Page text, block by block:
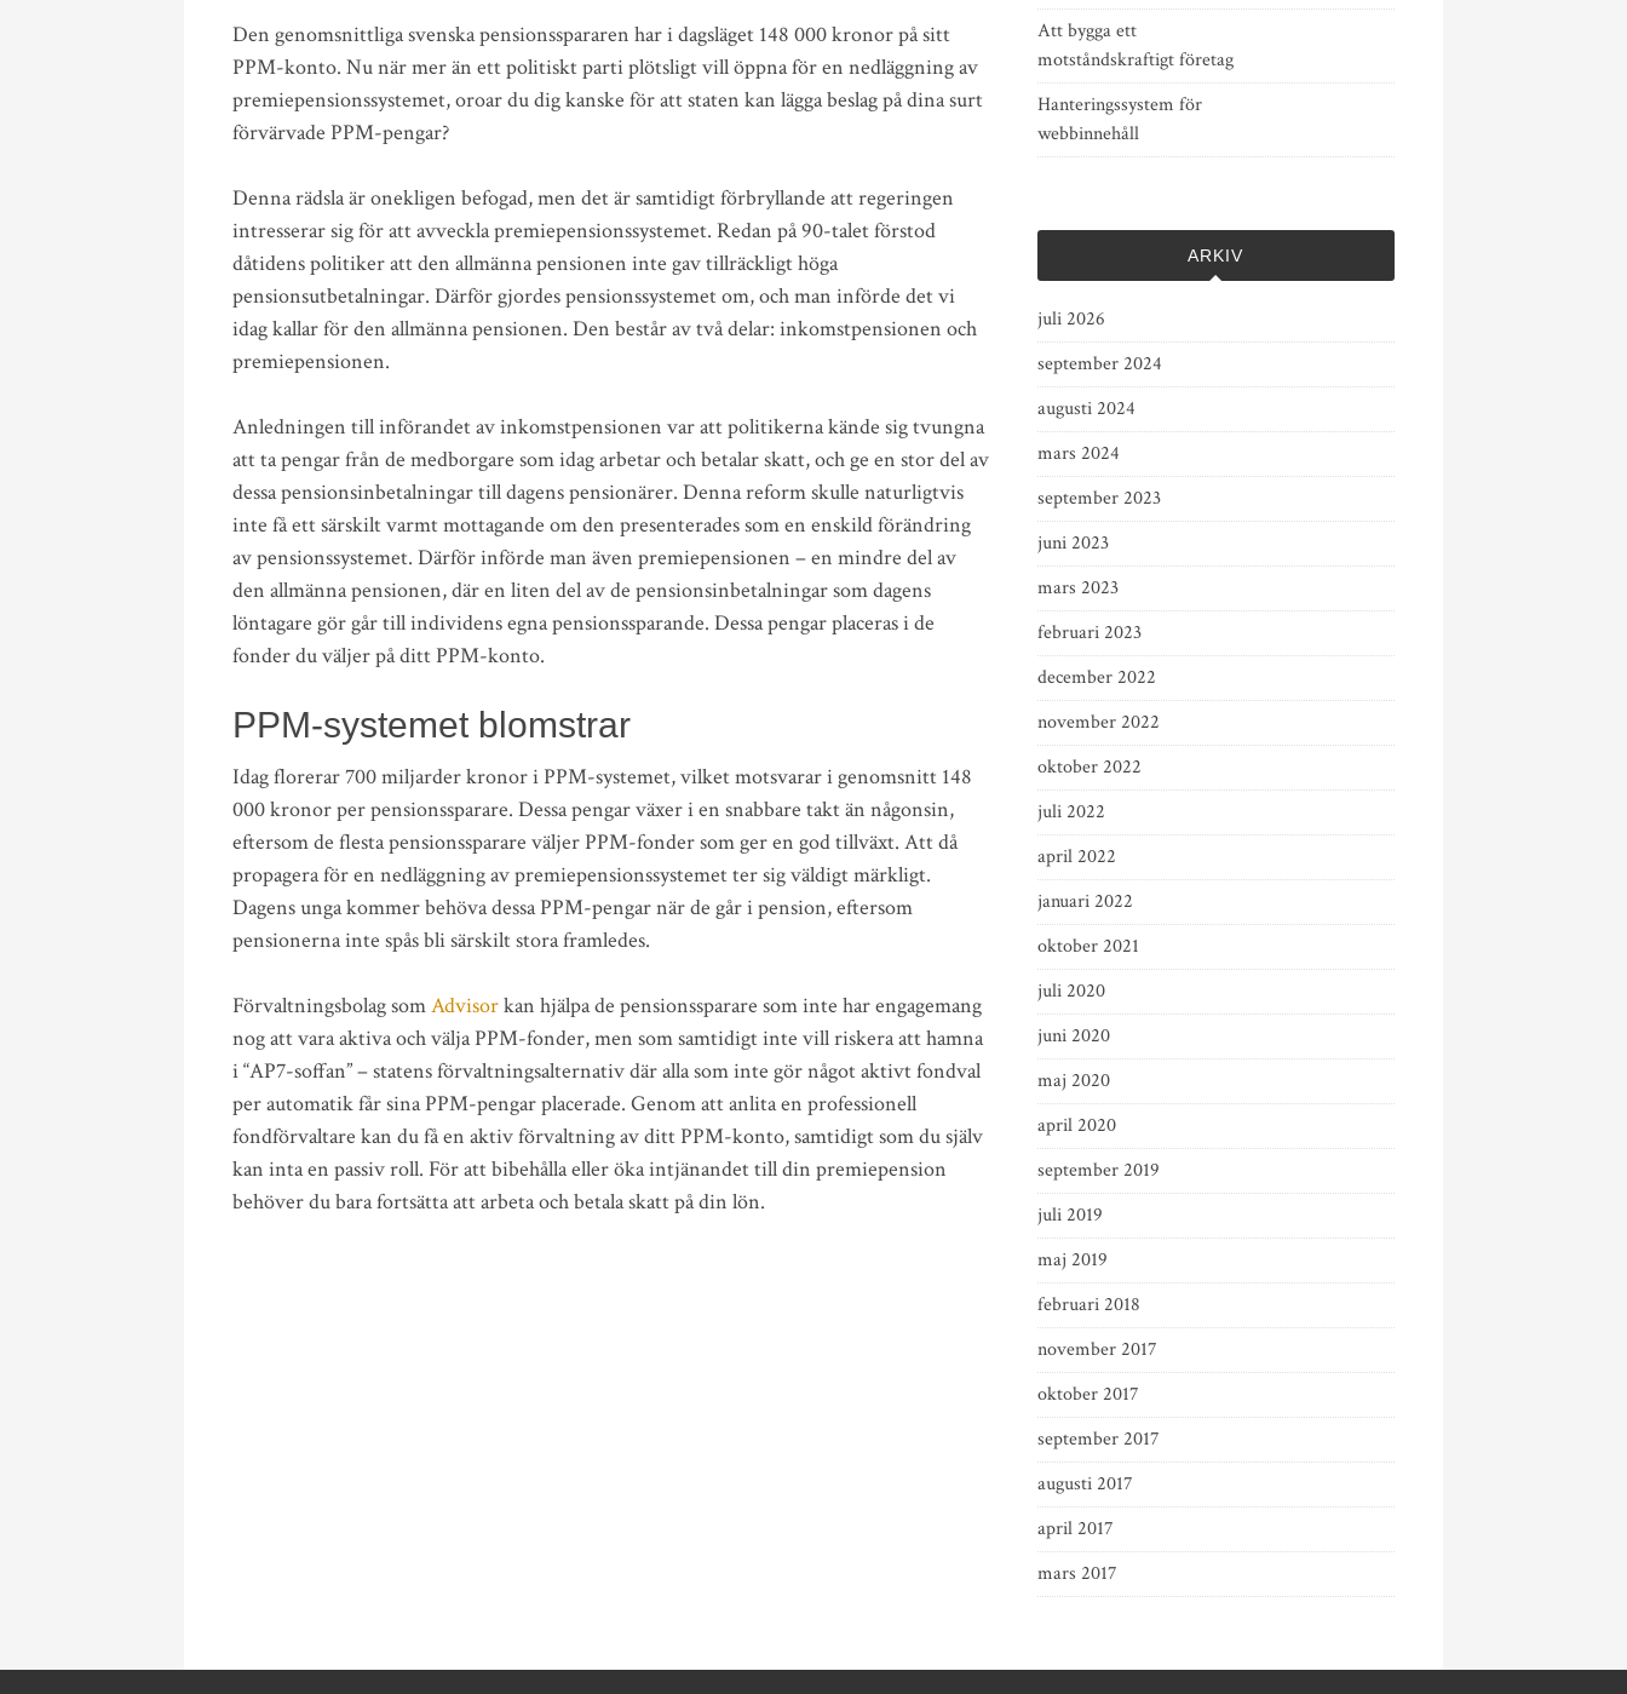
Den genomsnittliga svenska pensionsspararen har i dagsläget 148 000 kronor på sitt
PPM-konto. Nu när mer än ett politiskt parti plötsligt vill öppna för en nedläggning av
premiepensionssystemet, oroar du dig kanske för att staten kan lägga beslag på dina surt
förvärvade PPM-pengar?
Denna rädsla är onekligen befogad, men det är samtidigt förbryllande att regeringen
intresserar sig för att avveckla premiepensionssystemet. Redan på 90-talet förstod
dåtidens politiker att den allmänna pensionen inte gav tillräckligt höga
pensionsutbetalningar. Därför gjordes pensionssystemet om, och man införde det vi
idag kallar för den allmänna pensionen. Den består av två delar: inkomstpensionen och
premiepensionen.
Anledningen till införandet av inkomstpensionen var att politikerna kände sig tvungna
att ta pengar från de medborgare som idag arbetar och betalar skatt, och ge en stor del av
dessa pensionsinbetalningar till dagens pensionärer. Denna reform skulle naturligtvis
inte få ett särskilt varmt mottagande om den presenterades som en enskild förändring
av pensionssystemet. Därför införde man även premiepensionen – en mindre del av
den allmänna pensionen, där en liten del av de pensionsinbetalningar som dagens
löntagare gör går till individens egna pensionssparande. Dessa pengar placeras i de
fonder du väljer på ditt PPM-konto.
PPM-systemet blomstrar
Idag florerar 700 miljarder kronor i PPM-systemet, vilket motsvarar i genomsnitt 148
000 kronor per pensionssparare. Dessa pengar växer i en snabbare takt än någonsin,
eftersom de flesta pensionssparare väljer PPM-fonder som ger en god tillväxt. Att då
propagera för en nedläggning av premiepensionssystemet ter sig väldigt märkligt.
Dagens unga kommer behöva dessa PPM-pengar när de går i pension, eftersom
pensionerna inte spås bli särskilt stora framledes.
Förvaltningsbolag somAdvisorkan hjälpa de pensionssparare som inte har engagemang
nog att vara aktiva och välja PPM-fonder, men som samtidigt inte vill riskera att hamna
i “AP7-soffan” – statens förvaltningsalternativ där alla som inte gör något aktivt fondval
per automatik får sina PPM-pengar placerade. Genom att anlita en professionell
fondförvaltare kan du få en aktiv förvaltning av ditt PPM-konto, samtidigt som du själv
kan inta en passiv roll. För att bibehålla eller öka intjänandet till din premiepension
behöver du bara fortsätta att arbeta och betala skatt på din lön.
Att bygga ett
motståndskraftigt företag
Hanteringssystem för
webbinnehåll
ARKIV
juli 2026
september 2024
augusti 2024
mars 2024
september 2023
juni 2023
mars 2023
februari 2023
december 2022
november 2022
oktober 2022
juli 2022
april 2022
januari 2022
oktober 2021
juli 2020
juni 2020
maj 2020
april 2020
september 2019
juli 2019
maj 2019
februari 2018
november 2017
oktober 2017
september 2017
augusti 2017
april 2017
mars 2017